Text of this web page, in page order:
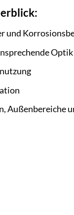
und
Optik
Außenbereiche